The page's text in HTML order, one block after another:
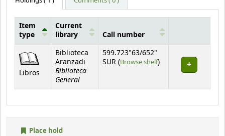
Item
type
Current
library
Call number
Libros
Biblioteca
Aranzadi
Biblioteca
General
599.723"63/652"
SUR (Browse shelf(Opens below)
)
Place hold